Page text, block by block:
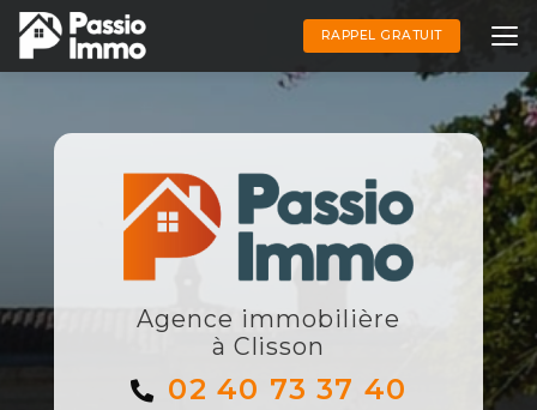
Aller
au
contenu
principal
RAPPEL GRATUIT
Agence immobilière
à Clisson
02 40 73 37 40